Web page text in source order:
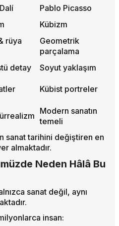
Pablo Picasso
Kübizm
rüya
Geometrik
parçalama
detay
Soyut yaklaşım
Kübist portreler
Modern sanatın
temeli
sanat tarihini değiştiren en
almaktadır.
Neden Hâlâ Bu
sanat değil, aynı
insan: